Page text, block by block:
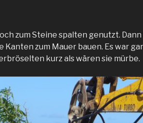
zum Steine spalten genutzt.
Kanten zum Mauer bauen. Es war
kurz als wären sie mürbe.